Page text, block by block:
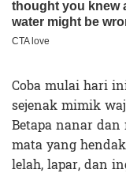
Coba mulai hari
sejenak mimik
Betapa nanar
mata yang
lelah, lapar, dan